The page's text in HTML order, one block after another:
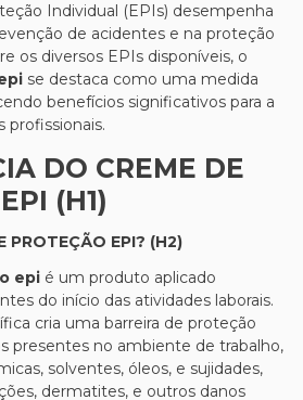
Individual (EPIs) desempenha
de acidentes e na proteção
os diversos EPIs disponíveis, o
se destaca como uma medida
benefícios significativos para a
profissionais.
DO CREME DE
(H1)
PROTEÇÃO EPI? (H2)
epi é um produto aplicado
do início das atividades laborais.
cria uma barreira de proteção
presentes no ambiente de trabalho,
solventes, óleos, e sujidades,
dermatites, e outros danos